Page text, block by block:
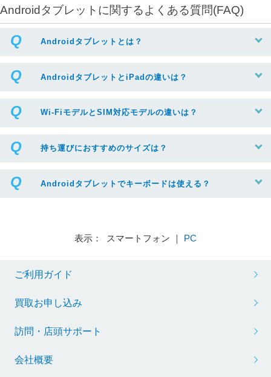
Androidタブレットに関するよくある質問(FAQ)
Androidタブレットとは？
AndroidタブレットとiPadの違いは？
Wi-FiモデルとSIM対応モデルの違いは？
持ち運びにおすすめのサイズは？
Androidタブレットでキーボードは使える？
表示： スマートフォン ｜ PC
ご利用ガイド
買取お申し込み
訪問・店頭サポート
会社概要